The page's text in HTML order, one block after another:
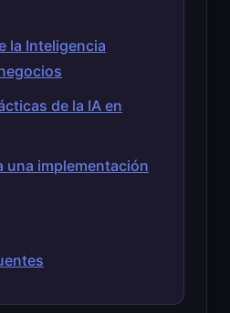
la Inteligencia
de la IA en
una implementación